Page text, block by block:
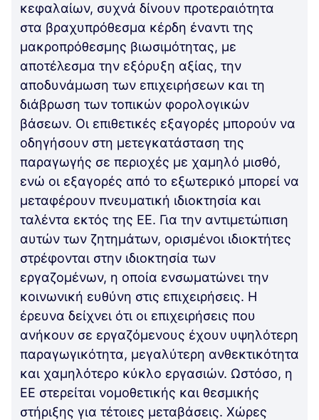
κεφαλαίων, συχνά δίνουν προτεραιότητα
στα βραχυπρόθεσμα κέρδη έναντι της
μακροπρόθεσμης βιωσιμότητας, με
αποτέλεσμα την εξόρυξη αξίας, την
αποδυνάμωση των επιχειρήσεων και τη
διάβρωση των τοπικών φορολογικών
βάσεων. Οι επιθετικές εξαγορές μπορούν να
οδηγήσουν στη μετεγκατάσταση της
παραγωγής σε περιοχές με χαμηλό μισθό,
ενώ οι εξαγορές από το εξωτερικό μπορεί να
μεταφέρουν πνευματική ιδιοκτησία και
ταλέντα εκτός της ΕΕ. Για την αντιμετώπιση
αυτών των ζητημάτων, ορισμένοι ιδιοκτήτες
στρέφονται στην ιδιοκτησία των
εργαζομένων, η οποία ενσωματώνει την
κοινωνική ευθύνη στις επιχειρήσεις. Η
έρευνα δείχνει ότι οι επιχειρήσεις που
ανήκουν σε εργαζόμενους έχουν υψηλότερη
παραγωγικότητα, μεγαλύτερη ανθεκτικότητα
και χαμηλότερο κύκλο εργασιών. Ωστόσο, η
ΕΕ στερείται νομοθετικής και θεσμικής
στήριξης για τέτοιες μεταβάσεις. Χώρες